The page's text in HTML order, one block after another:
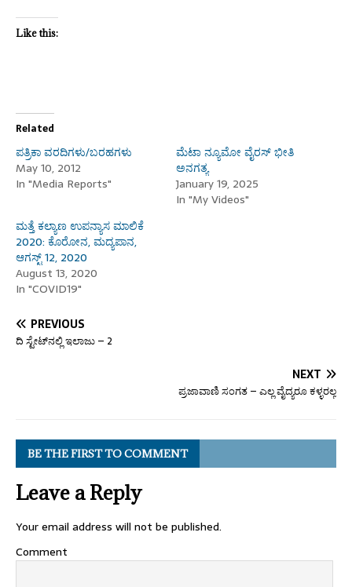
Like this:
Related
ಪತ್ರಿಕಾ ವರದಿಗಳು/ಬರಹಗಳು
May 10, 2012
In "Media Reports"
ಮೆಟಾ ನ್ಯೂಮೋ ವೈರಸ್ ಭೀತಿ
ಅನಗತ್ಯ
January 19, 2025
In "My Videos"
ಮತ್ತೆ ಕಲ್ಯಾಣ ಉಪನ್ಯಾಸ ಮಾಲಿಕೆ
2020: ಕೊರೋನ, ಮದ್ಯಪಾನ,
ಆಗಸ್ಟ್ 12, 2020
August 13, 2020
In "COVID19"
PREVIOUS
ದಿ ಸ್ಟೇಟ್‌ನಲ್ಲಿ ಇಲಾಜು – 2
NEXT
ಪ್ರಜಾವಾಣಿ ಸಂಗತ – ಎಲ್ಲ ವೈದ್ಯರೂ ಕಳ್ಳರಲ್ಲ
BE THE FIRST TO COMMENT
Leave a Reply
Your email address will not be published.
Comment